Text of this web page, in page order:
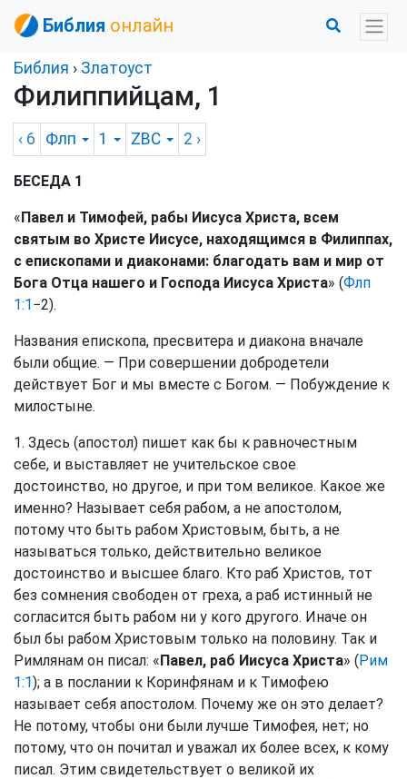
Библия онлайн
Библия › Златоуст
Филиппийцам, 1
‹ 6 Флп 1 ZBC 2 ›
БЕСЕДА 1
«Павел и Тимофей, рабы Иисуса Христа, всем
святым во Христе Иисусе, находящимся в Филиппах,
с епископами и диаконами: благодать вам и мир от
Бога Отца нашего и Господа Иисуса Христа» (Флп
1:1−2).
Названия епископа, пресвитера и диакона вначале
были общие. — При совершении добродетели
действует Бог и мы вместе с Богом. — Побуждение к
милостыне.
1. Здесь (апостол) пишет как бы к равночестным
себе, и выставляет не учительское свое
достоинство, но другое, и при том великое. Какое же
именно? Называет себя рабом, а не апостолом,
потому что быть рабом Христовым, быть, а не
называться только, действительно великое
достоинство и высшее благо. Кто раб Христов, тот
без сомнения свободен от греха, а раб истинный не
согласится быть рабом ни у кого другого. Иначе он
был бы рабом Христовым только на половину. Так и
Римлянам он писал: «Павел, раб Иисуса Христа» (Рим
1:1); а в послании к Коринфянам и к Тимофею
называет себя апостолом. Почему же он это делает?
Не потому, чтобы они были лучше Тимофея, нет; но
потому, что он почитал и уважал их более всех, к кому
писал. Этим свидетельствует о великой их